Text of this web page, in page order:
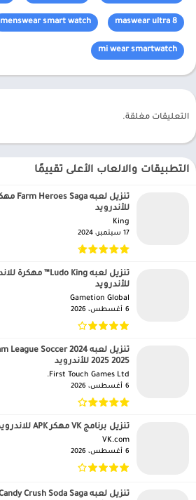
maswear ultra 8
menswear smart watch
mi wear smartwatch
التعليقات مغلقة.
التطبيقات والالعاب الأعلى تقييمًا
للأندرويد
King‏
17 سبتمبر، 2024
للأندرويد
Gametion Global‏
6 أغسطس، 2026
2025 2025 للأندرويد
First Touch Games Ltd.‏
6 أغسطس، 2026
تنزيل برنامج VK مهكر APK للاندرويد 2025 للاندرويد
VK.com‏
6 أغسطس، 2026